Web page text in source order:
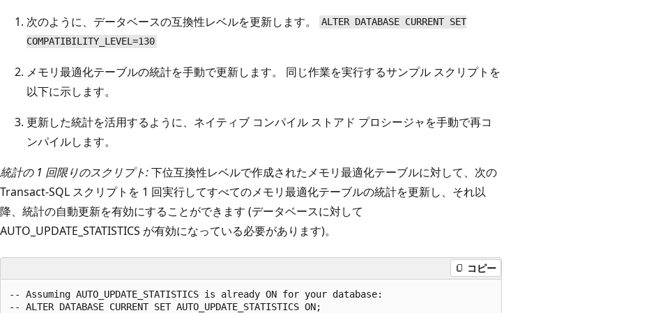
次のように、データベースの互換性レベルを更新します。
ALTER DATABASE CURRENT SET
COMPATIBILITY_LEVEL=130
メモリ最適化テーブルの統計を手動で更新します。 同じ作業を実行するサンプル スクリプトを
以下に示します。
更新した統計を活用するように、ネイティブ コンパイル ストアド プロシージャを手動で再コ
ンパイルします。
統計の 1 回限りのスクリプト:下位互換性レベルで作成されたメモリ最適化テーブルに対して、次の
Transact-SQL スクリプトを 1 回実行してすべてのメモリ最適化テーブルの統計を更新し、それ以
降、統計の自動更新を有効にすることができます (データベースに対して
AUTO_UPDATE_STATISTICS が有効になっている必要があります)。
コピー
-- Assuming AUTO_UPDATE_STATISTICS is already ON for your database:
-- ALTER DATABASE CURRENT SET AUTO_UPDATE_STATISTICS ON;